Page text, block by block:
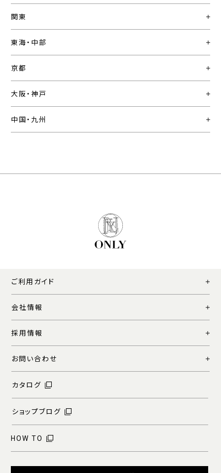
関東
東海・中部
京都
大阪・神戸
中国・九州
ご利用ガイド
会社情報
採用情報
お問い合わせ
カタログ
ショップブログ
HOW TO